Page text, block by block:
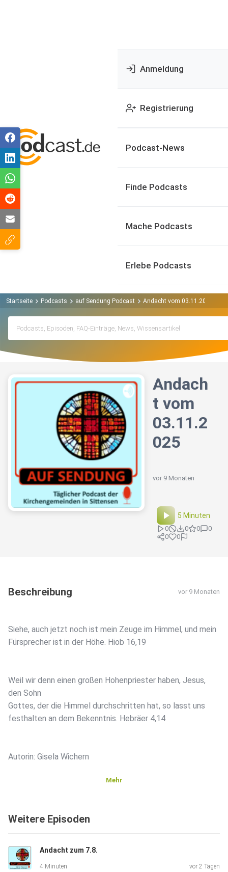
Anmeldung
Registrierung
Podcast-News
Finde Podcasts
Mache Podcasts
Erlebe Podcasts
Startseite Podcasts auf Sendung Podcast Andacht vom 03.11.2025
Andach
t vom
03.11.2
025
vor 9 Monaten
5 Minuten
0 0 0
0
0
0
Beschreibung vor 9 Monaten
Siehe, auch jetzt noch ist mein Zeuge im Himmel, und mein
Fürsprecher ist in der Höhe. Hiob 16,19
Weil wir denn einen großen Hohenpriester haben, Jesus,
den Sohn
Gottes, der die Himmel durchschritten hat, so lasst uns
festhalten an dem Bekenntnis. Hebräer 4,14
Autorin: Gisela Wichern
Mehr
Weitere Episoden
Andacht zum 7.8.
4 Minuten vor 2 Tagen